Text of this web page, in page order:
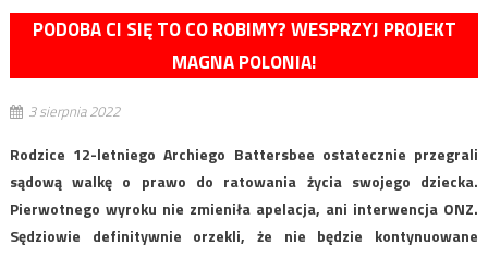
PODOBA CI SIĘ TO CO ROBIMY? WESPRZYJ PROJEKT
MAGNA POLONIA!
3 sierpnia 2022
Rodzice 12-letniego Archiego Battersbee ostatecznie przegrali
sądową walkę o prawo do ratowania życia swojego dziecka.
Pierwotnego wyroku nie zmieniła apelacja, ani interwencja ONZ.
Sędziowie definitywnie orzekli, że nie będzie kontynuowane